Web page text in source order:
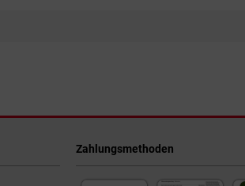
Zahlungsmethoden